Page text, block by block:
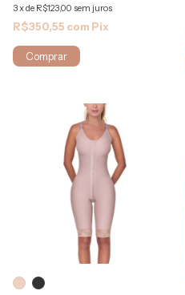
3xde R$123,00 sem juros
R$350,55 com Pix
Comprar